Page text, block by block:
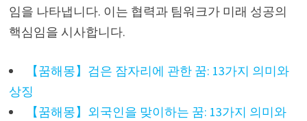
임을 나타냅니다. 이는 협력과 팀워크가 미래 성공의
핵심임을 시사합니다.
【꿈해몽】검은 잠자리에 관한 꿈: 13가지 의미와
상징
【꿈해몽】외국인을 맞이하는 꿈: 13가지 의미와